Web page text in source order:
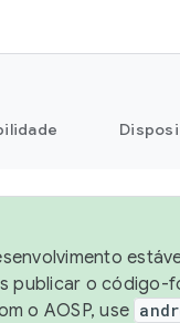
publicar o código-
o AOSP, use